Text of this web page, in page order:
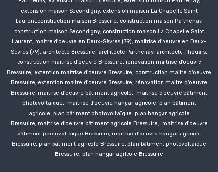
extension maison Secondigny, extension maison La Chapelle Saint
Laurent,construction maison Bressuire, construction maison Parthenay,
construction maison Secondigny, construction maison La Chapelle Saint
Laurent, maître d'oeuvre en Deux-Sèvres (79), maîtrise d'oeuvre en Deux-
Sèvres (79), architecte Bressuire, architecte Parthenay, architecte Thouars,
construction maitrise d'oeuvre Bressuire, rénovation maitrise d'oeuvre
Bressuire, extention maitrise d'oeuvre Bressuire, construction maitre d'oeuvre
Bressuire, extention maitre d'oeuvre Bressuire, rénovation maitre d'oeuvre
Bressuire, maîtrise d'oeuvre bâtiment agricole, maîtrise d'oeuvre bâtiment
photovoltaïque, maîtrise d'oeuvre hangar agricole, plan bâtiment
agricole, plan bâtiment photovoltaïque, plan hangar agricole
Bressuire, maîtrise d'oeuvre bâtiment agricole Bressuire, maîtrise d'oeuvre
bâtiment photovoltaïque Bressuire, maîtrise d'oeuvre hangar agricole
Bressuire, plan bâtiment agricole Bressuire, plan bâtiment photovoltaïque
Bressuire, plan hangar agricole Bressuire